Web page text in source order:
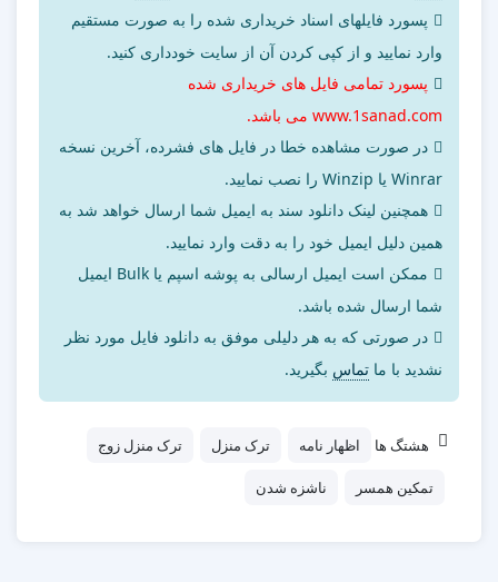
پسورد فایلهای اسناد خریداری شده را به صورت مستقیم
وارد نمایید و از کپی کردن آن از سایت خودداری کنید.
پسورد تمامی فایل های خریداری شده
www.1sanad.com می باشد.
در صورت مشاهده خطا در فایل های فشرده، آخرین نسخه
Winrar یا Winzip را نصب نمایید.
همچنین لینک دانلود سند به ایمیل شما ارسال خواهد شد به
همین دلیل ایمیل خود را به دقت وارد نمایید.
ممکن است ایمیل ارسالی به پوشه اسپم یا Bulk ایمیل
شما ارسال شده باشد.
در صورتی که به هر دلیلی موفق به دانلود فایل مورد نظر
نشدید با ما تماس بگیرید.
هشتگ ها اظهار نامه ترک منزل ترک منزل زوج
تمکین همسر ناشزه شدن